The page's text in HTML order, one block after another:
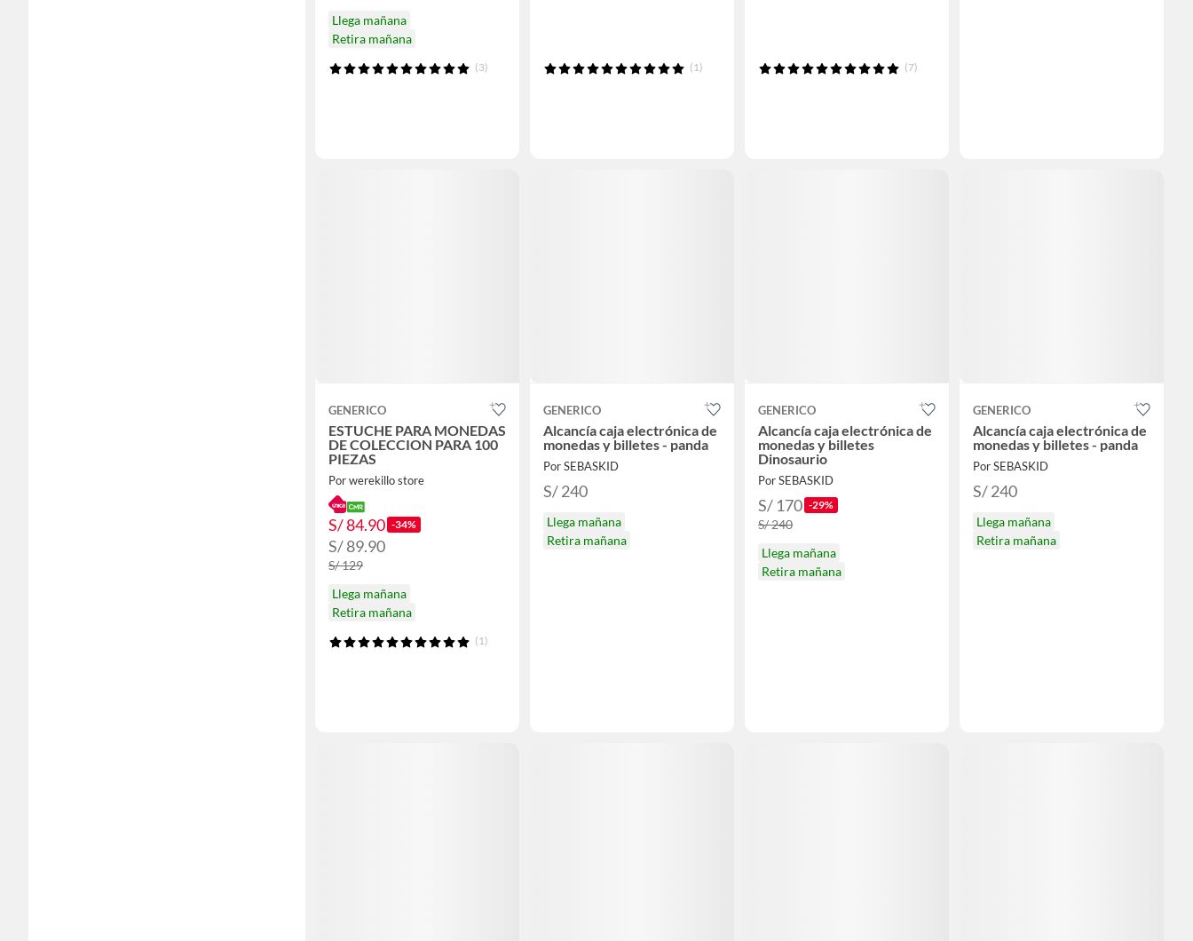
Llega mañana
Retira mañana
(3) (1) (7)
GENERICO
ESTUCHE PARA MONEDAS
DE COLECCION PARA 100
PIEZAS
Por werekillo store
S/ 84.90 -34%
S/ 89.90
S/ 129
Llega mañana
Retira mañana
(1)
GENERICO
Alcancía caja electrónica de
monedas y billetes - panda
Por SEBASKID
S/ 240
Llega mañana
Retira mañana
GENERICO
Alcancía caja electrónica de
monedas y billetes
Dinosaurio
Por SEBASKID
S/ 170 -29%
S/ 240
Llega mañana
Retira mañana
GENERICO
Alcancía caja electrónica de
monedas y billetes - panda
Por SEBASKID
S/ 240
Llega mañana
Retira mañana